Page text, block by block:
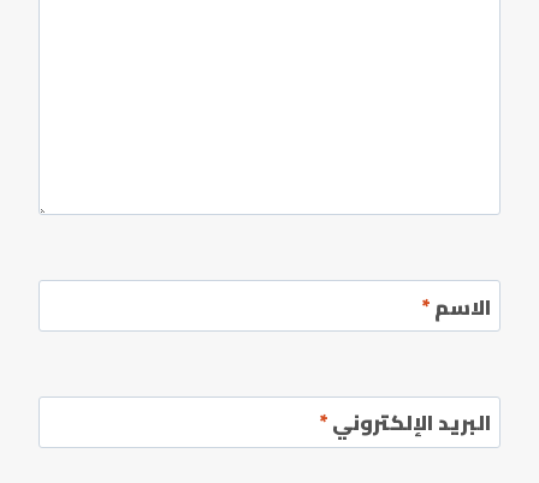
الاسم*
البريد الإلكتروني*